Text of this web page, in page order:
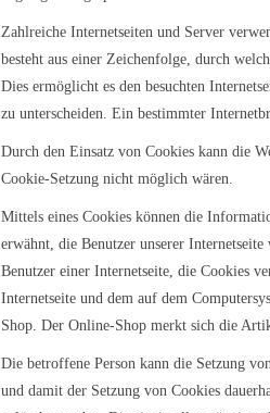
Zahlreiche Internetseiten und Server
besteht aus einer Zeichenfolge, durch
Dies ermöglicht es den besuchten
zu unterscheiden. Ein bestimmter
Durch den Einsatz von Cookies kann die
Cookie-Setzung nicht möglich wären.
Mittels eines Cookies können die
erwähnt, die Benutzer unserer
Benutzer einer Internetseite, die Cookies
Internetseite und dem auf dem
Shop. Der Online-Shop merkt sich die
Die betroffene Person kann die Setzung
und damit der Setzung von Cookies